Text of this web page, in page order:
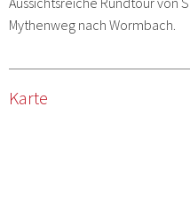
Mythenweg nach Wormbach.
Karte